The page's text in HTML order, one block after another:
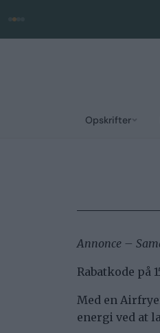
Opskrifter
Annonce –
Rabatkode på
Med en
energi ved at